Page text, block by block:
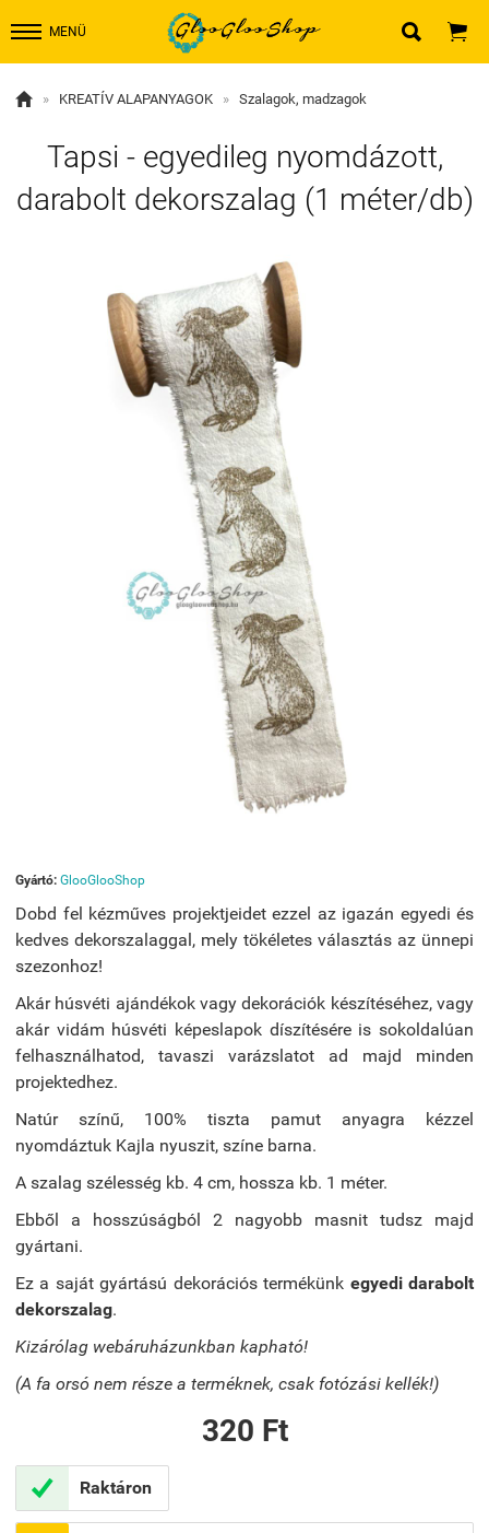
MENÜ  
 » KREATÍV ALAPANYAGOK » Szalagok, madzagok
Tapsi - egyedileg nyomdázott,
darabolt dekorszalag (1 méter/db)
Gyártó: GlooGlooShop
Dobd fel kézműves projektjeidet ezzel az igazán egyedi és
kedves dekorszalaggal, mely tökéletes választás az ünnepi
szezonhoz!
Akár húsvéti ajándékok vagy dekorációk készítéséhez, vagy
akár vidám húsvéti képeslapok díszítésére is sokoldalúan
felhasználhatod, tavaszi varázslatot ad majd minden
projektedhez.
Natúr színű, 100% tiszta pamut anyagra kézzel
nyomdáztuk Kajla nyuszit, színe barna.
A szalag szélesség kb. 4 cm, hossza kb. 1 méter.
Ebből a hosszúságból 2 nagyobb masnit tudsz majd
gyártani.
Ez a saját gyártású dekorációs termékünk egyedi darabolt
dekorszalag.
Kizárólag webáruházunkban kapható!
(A fa orsó nem része a terméknek, csak fotózási kellék!)
320 Ft
 Raktáron